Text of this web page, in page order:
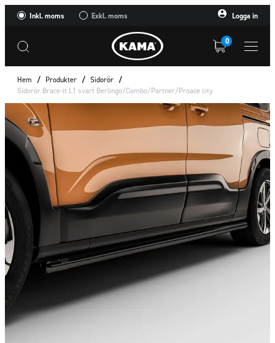
Inkl. moms Exkl. moms Logga in
0
Hem / Produkter / Sidorör /
Sidorör Brace-it L1 svart Berlingo/Combo/Partner/Proace city